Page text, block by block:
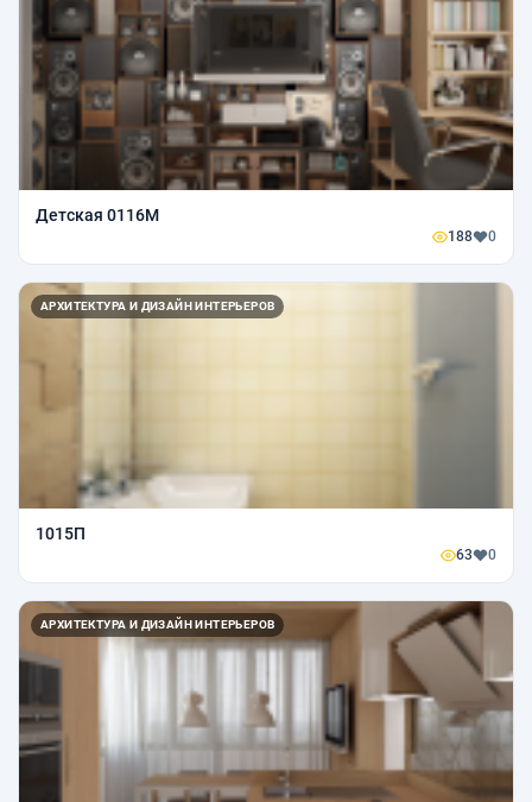
Детская 0116М
188 0
АРХИТЕКТУРА И ДИЗАЙН ИНТЕРЬЕРОВ
1015П
63 0
АРХИТЕКТУРА И ДИЗАЙН ИНТЕРЬЕРОВ